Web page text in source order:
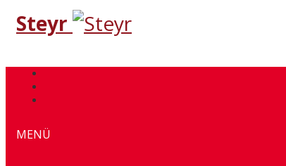
Steyr
MENÜ